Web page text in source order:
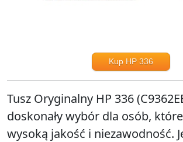
Kup HP 336
Tusz Oryginalny HP 336
doskonały wybór dla osób,
wysoką jakość i niezawodność.